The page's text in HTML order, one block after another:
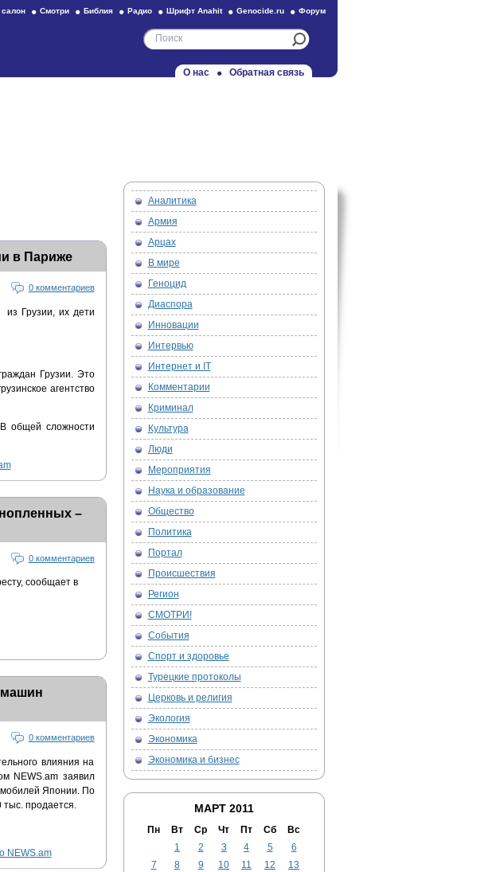
Смотри Библия Радио Шрифт Anahit Genocide.ru Форум
О нас Обратная связь
в Париже
0 комментариев
Грузии, их дети
Грузии. Это
агентство
общей сложности
–
0 комментариев
сообщает в
машин
0 комментариев
влияния на
NEWS.am заявил
Японии. По
тыс. продается.
NEWS.am
Аналитика
Армия
Арцах
В мире
Геноцид
Диаспора
Инновации
Интервью
Интернет и IT
Комментарии
Криминал
Культура
Люди
Мероприятия
Наука и образование
Общество
Политика
Портал
Происшествия
Регион
СМОТРИ!
События
Спорт и здоровье
Турецкие протоколы
Церковь и религия
Экология
Экономика
Экономика и бизнес
МАРТ 2011
Пн Вт Ср Чт Пт Сб Вс
1 2 3 4 5
6
7
8 9 10 11 12
13